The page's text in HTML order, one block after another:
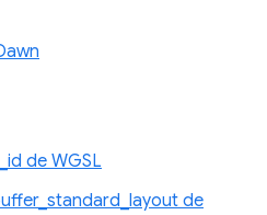
de WGSL
de